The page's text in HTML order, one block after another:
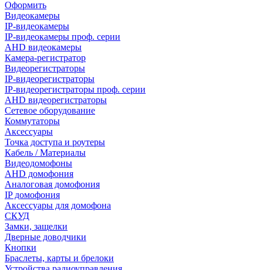
Оформить
Видеокамеры
IP-видеокамеры
IP-видеокамеры проф. серии
AHD видеокамеры
Камера-регистратор
Видеорегистраторы
IP-видеорегистраторы
IP-видеорегистраторы проф. серии
AHD видеорегистраторы
Сетевое оборудование
Коммутаторы
Аксессуары
Точка доступа и роутеры
Кабель / Материалы
Видеодомофоны
AHD домофония
Аналоговая домофония
IP домофония
Аксессуары для домофона
СКУД
Замки, защелки
Дверные доводчики
Кнопки
Браслеты, карты и брелоки